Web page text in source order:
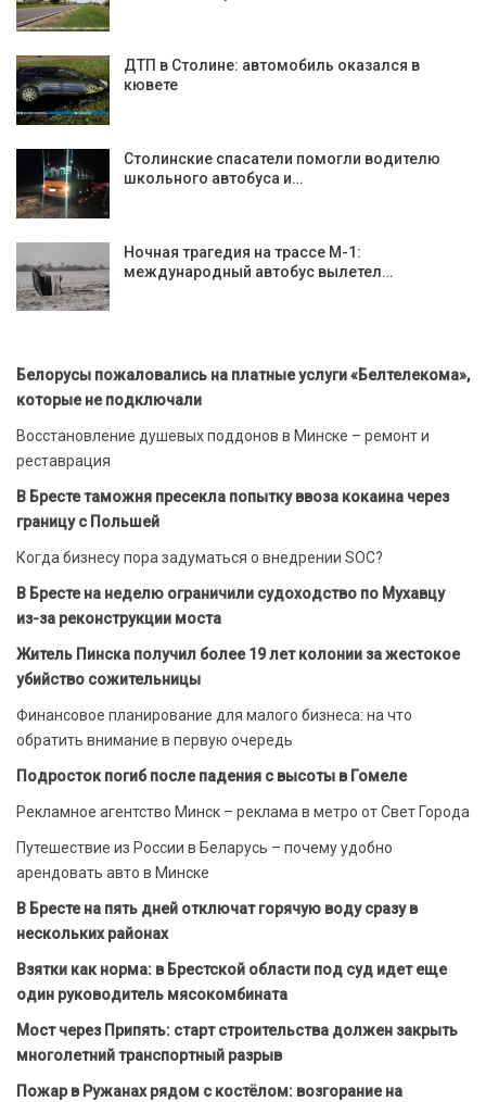
ДТП в Столине: автомобиль оказался в
кювете
Столинские спасатели помогли водителю
школьного автобуса и…
Ночная трагедия на трассе М-1:
международный автобус вылетел…
Белорусы пожаловались на платные услуги «Белтелекома»,
которые не подключали
Восстановление душевых поддонов в Минске – ремонт и
реставрация
В Бресте таможня пресекла попытку ввоза кокаина через
границу с Польшей
Когда бизнесу пора задуматься о внедрении SOC?
В Бресте на неделю ограничили судоходство по Мухавцу
из-за реконструкции моста
Житель Пинска получил более 19 лет колонии за жестокое
убийство сожительницы
Финансовое планирование для малого бизнеса: на что
обратить внимание в первую очередь
Подросток погиб после падения с высоты в Гомеле
Рекламное агентство Минск – реклама в метро от Свет Города
Путешествие из России в Беларусь – почему удобно
арендовать авто в Минске
В Бресте на пять дней отключат горячую воду сразу в
нескольких районах
Взятки как норма: в Брестской области под суд идет еще
один руководитель мясокомбината
Мост через Припять: старт строительства должен закрыть
многолетний транспортный разрыв
Пожар в Ружанах рядом с костёлом: возгорание на